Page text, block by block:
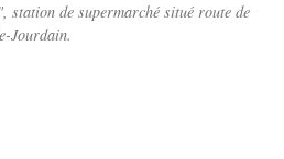
station de supermarché situé route de
Jourdain.